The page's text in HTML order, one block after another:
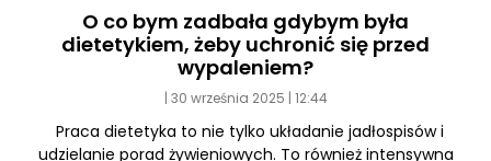
O co bym zadbała gdybym była
dietetykiem, żeby uchronić się przed
wypaleniem?
30 września 2025 12:44
Praca dietetyka to nie tylko układanie jadłospisów i
udzielanie porad żywieniowych. To również intensywna